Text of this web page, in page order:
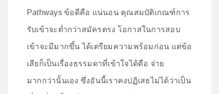
Pathways ข้อดีคือ แน่นอน คุณสมบัติเกณฑ์การ
รับเข้าจะต่ำกว่าสมัครตรง โอกาสในการสอบ
เข้าจะมีมากขึ้น ได้เตรียมความพร้อมก่อน แต่ข้อ
เสียก็เป็นเรื่องธรรมดาที่เข้าใจได้คือ จ่าย
มากกว่านั้นเอง ซึ่งอันนี้เราคงปฏิเสธไม่ได้ว่าเป็น